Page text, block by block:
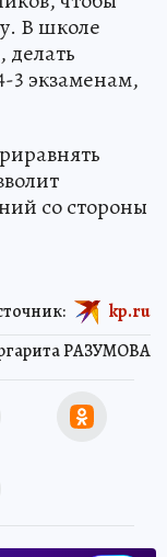
В школе
делать
3 экзаменам,
со стороны
РАЗУМОВА
kp.ru